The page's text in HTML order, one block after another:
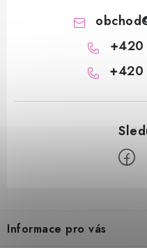
obchod
+420
+420
pInformace pro vás